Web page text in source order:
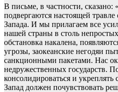
В письме, в частности,
подвергаются настоящей
Запада. И мы прилагаем все
нашей страны в столь
обстановка накалена,
угрозы, заокеанские негодяи
санкционными пакетами. Нас
недружественных государств.
консолидироваться и
Запад должен почувствовать